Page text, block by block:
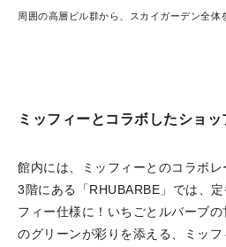
周囲の高層ビル群から、スカイガーデン全体
ミッフィーとコラボしたショッ
館内には、ミッフィーとのコラボレ
3階にある「RHUBARBE」では、
フィー仕様に！いちごとルバーブ
のグリーンが彩りを添える、ミッフ